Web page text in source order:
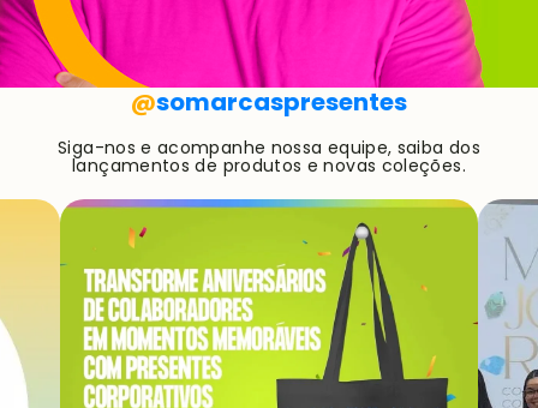
@somarcaspresentes
Siga-nos e acompanhe nossa equipe, saiba dos
lançamentos de produtos e novas coleções.